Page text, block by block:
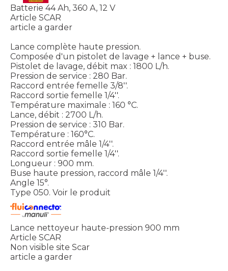
Batterie 44 Ah, 360 A, 12 V
Article SCAR
article a garder
Lance complète haute pression.
Composée d'un pistolet de lavage + lance + buse.
Pistolet de lavage, débit max : 1800 L/h.
Pression de service : 280 Bar.
Raccord entrée femelle 3/8''.
Raccord sortie femelle 1/4''.
Température maximale : 160 °C.
Lance, débit : 2700 L/h.
Pression de service : 310 Bar.
Température : 160°C.
Raccord entrée mâle 1/4''.
Raccord sortie femelle 1/4''.
Longueur : 900 mm.
Buse haute pression, raccord mâle 1/4''.
Angle 15°.
Type 050. Voir le produit
Lance nettoyeur haute-pression 900 mm
Article SCAR
Non visible site Scar
article a garder